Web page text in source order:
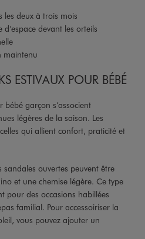
les deux à trois mois
devant les orteils
maintenu
ESTIVAUX POUR BÉBÉ
bébé garçon s’associent
légères de la saison. Les
qui allient confort, praticité et
sandales ouvertes peuvent être
et une chemise légère. Ce type
pour des occasions habillées
familial. Pour accessoiriser la
vous pouvez ajouter un